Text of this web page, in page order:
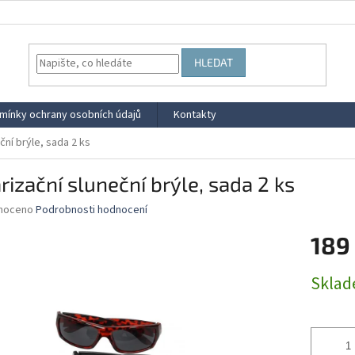
HLEDAT
ochrany osobních údajů
Kontakty
brýle, sada 2 ks
sluneční brýle, sada 2 ks
Podrobnosti hodnocení
189
cena: